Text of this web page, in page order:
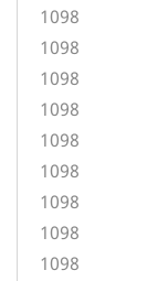
1098
1098
1098
1098
1098
1098
1098
1098
1098